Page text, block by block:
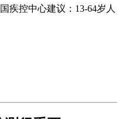
疾控中心建议：13-64岁人